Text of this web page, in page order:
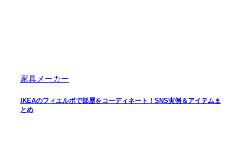
家具メーカー
IKEAのフィエルボで部屋をコーディネート！SNS実例＆アイテムま
とめ